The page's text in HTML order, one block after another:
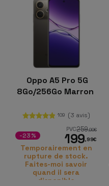
Oppo A5 Pro 5G
8Go/256Go Marron
109 (3 avis)
PVC259,99€
199,99€
-23%
Temporairement en
rupture de stock.
Faites-moi savoir
quand il sera
disponible